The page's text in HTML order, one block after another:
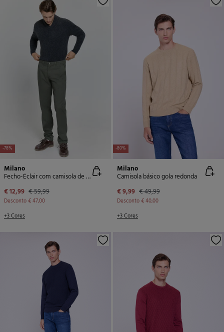
-78%
Milano
Fecho-Éclair com camisola de malha
€ 12,99 € 59,99
Desconto€ 47,00
+3 Cores
-80%
Milano
Camisola básico gola redonda
€ 9,99 € 49,99
Desconto€ 40,00
+3 Cores